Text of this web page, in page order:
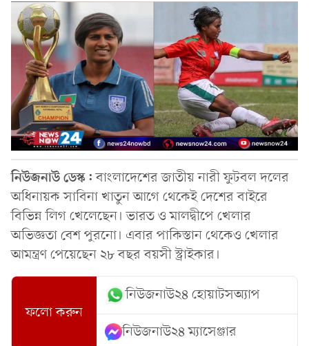
নিউজনাউ ডেস্ক:বাংলাদেশের জাতীয় নারী ফুটবল দলের
অধিনায়ক সাবিনা খাতুন আগে থেকেই দেশের বাইরে
বিভিন্ন লিগ খেলেছেন। ভারত ও মালদ্বীপে খেলার
অভিজ্ঞতা বেশ পুরনো। এবার পাকিস্তান থেকেও খেলার
আমন্ত্রণ পেয়েছেন ২৮ বছর বয়সী স্ট্রাইকার।
ফলো করুন
নিউজনাউ২৪ হোয়াটসঅ্যাপ
নিউজনাউ২৪ ম্যাসেঞ্জার